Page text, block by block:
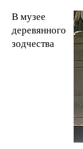
В музее
деревянного
зодчества